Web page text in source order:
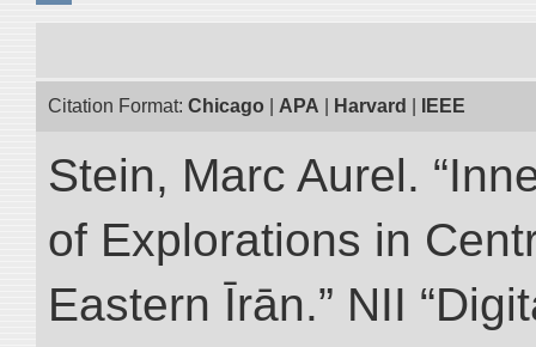
Citation Format: Chicago APA Harvard IEEE
Stein, Marc Aurel.
of Explorations in
Eastern Īrān.” NII